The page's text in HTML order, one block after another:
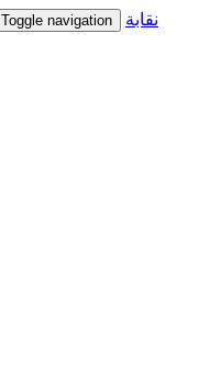
Toggle navigation
نقابة